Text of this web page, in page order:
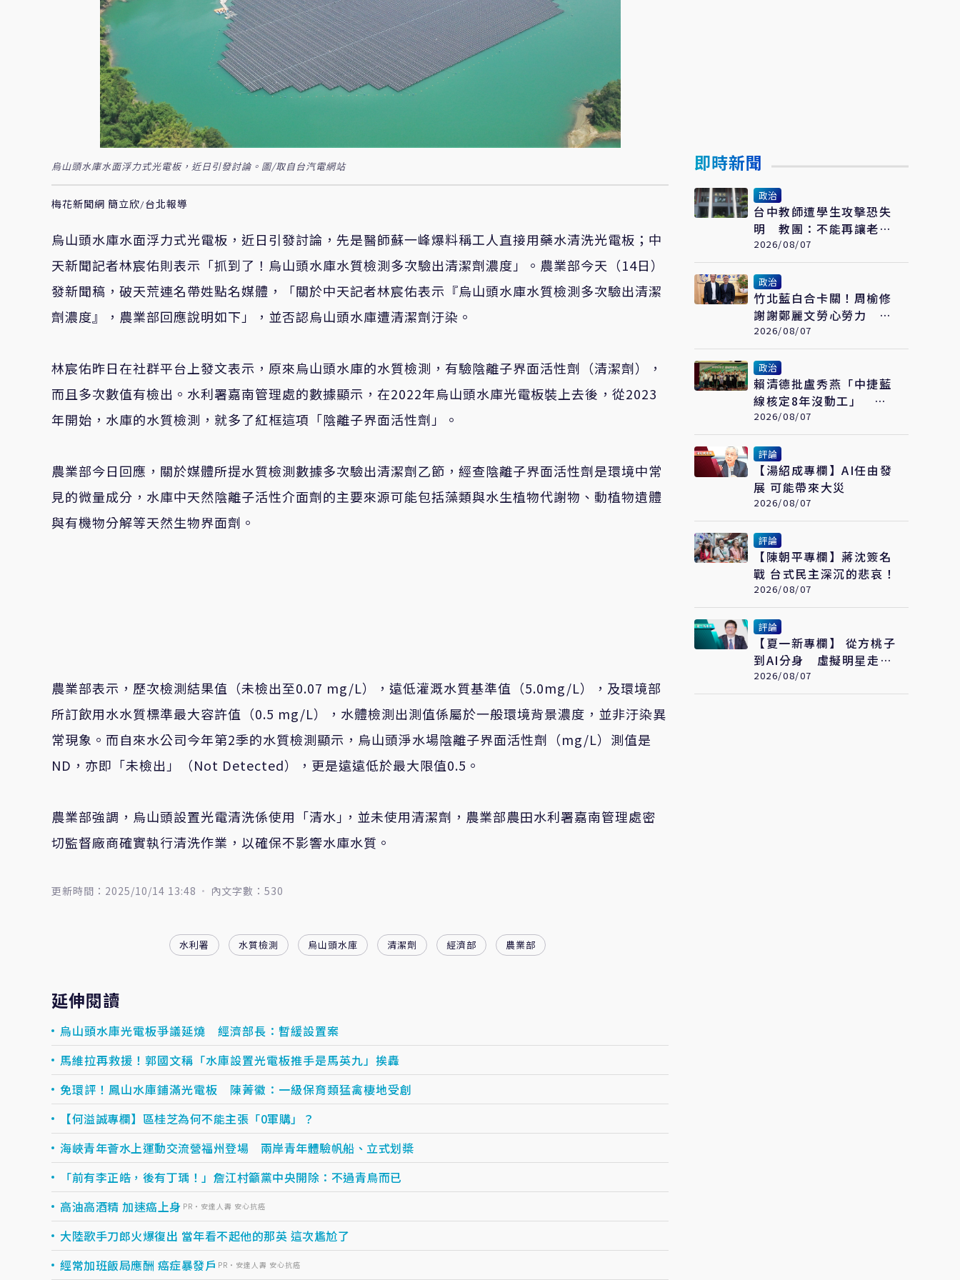
烏山頭水庫水面浮力式光電板，近日引發討論。圖/取自台汽電網站
梅花新聞網 簡立欣/台北報導
烏山頭水庫水面浮力式光電板 ，近日引發討論，先是醫師蘇一峰爆料稱工人直接用藥水清洗光電板 ；中
天新聞記者林宸佑則表示 「抓到了！烏山頭水庫水質檢測多次驗出清潔劑濃度 」 。 農業部今天 （14日）
發新聞稿 ，破天荒連名帶姓點名媒體，「關於中天記者林宸佑表示 『烏山頭水庫水質檢測多次驗出清潔
劑濃度』 ，農業部回應說明如下 」 ，並否認烏山頭水庫遭清潔劑汙染 。
林宸佑昨日在社群平台上發文表示，原來烏山頭水庫的水質檢測，有驗陰離子界面活性劑（清潔劑），
而且多次數值有檢出。水利署嘉南管理處的數據顯示，在2022年烏山頭水庫光電板裝上去後，從2023
年開始，水庫的水質檢測，就多了紅框這項「陰離子界面活性劑」。
農業部今日回應，關於媒體所提水質檢測數據多次驗出清潔劑乙節，經查陰離子界面活性劑是環境中常
見的微量成分，水庫中天然陰離子活性介面劑的主要來源可能包括藻類與水生植物代謝物、動植物遺體
與有機物分解等天然生物界面劑。
農業部表示，歷次檢測結果值 （未檢出至0.07 mg/L） ，遠低灌溉水質基準值 （5.0mg/L）
，及環境部
所訂飲用水水質標準最大容許值 （0.5 mg/L）
，水體檢測出測值係屬於一般環境背景濃度，並非汙染異
常現象。而自來水公司今年第2季的水質檢測顯示，烏山頭淨水場陰離子界面活性劑（mg/L）測值是
ND ，亦即「未檢出」（Not Detected），更是遠遠低於最大限值0.5 。
農業部強調，烏山頭設置光電清洗係使用「清水｣，並未使用清潔劑，農業部農田水利署嘉南管理處密
切監督廠商確實執行清洗作業，以確保不影響水庫水質。
更新時間：2025/10/14 13:48 內文字數：530
水利署 水質檢測 烏山頭水庫 清潔劑 經濟部 農業部
延伸閱讀
烏山頭水庫光電板爭議延燒 經濟部長：暫緩設置案
馬維拉再救援！郭國文稱「水庫設置光電板推手是馬英九」挨轟
免環評！鳳山水庫鋪滿光電板 陳菁徽：一級保育類猛禽棲地受創
【何溢誠專欄】區桂芝為何不能主張「0軍購」？
海峽青年薈水上運動交流營福州登場 兩岸青年體驗帆船、立式划槳
「前有李正皓，後有丁瑀！」詹江村籲黨中央開除：不過青鳥而已
高油高酒精 加速癌上身 PR・安達人壽 安心抗癌
大陸歌手刀郎火爆復出 當年看不起他的那英 這次尷尬了
經常加班飯局應酬 癌症暴發戶 PR・安達人壽 安心抗癌
即時新聞
政治
台中教師遭學生攻擊恐失
明 教團：不能再讓老師
用肉身擋危險
2026/08/07
政治
竹北藍白合卡關！周榆修
謝謝鄭麗文勞心勞力 喊
話盼國民黨說到做到
2026/08/07
政治
賴清德批盧秀燕「中捷藍
線核定8年沒動工」 黃
健豪：萊爾校長開口就說
謊
2026/08/07
評論
【湯紹成專欄】AI任由發
展 可能帶來大災
2026/08/07
評論
【陳朝平專欄】蔣沈簽名
戰 台式民主深沉的悲哀！
2026/08/07
評論
【夏一新專欄】 從方桃子
到AI分身 虛擬明星走向
全球影視
2026/08/07